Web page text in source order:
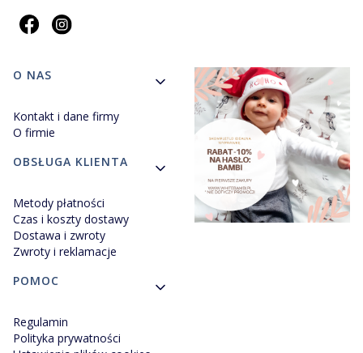
Linki w stopce
O NAS
Kontakt i dane firmy
O firmie
OBSŁUGA KLIENTA
Metody płatności
Czas i koszty dostawy
Dostawa i zwroty
Zwroty i reklamacje
POMOC
Regulamin
Polityka prywatności